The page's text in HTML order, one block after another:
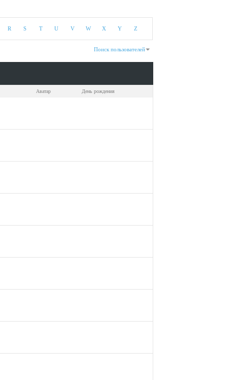
R S T U V W X Y Z
Поиск пользователей
Аватар День рождения